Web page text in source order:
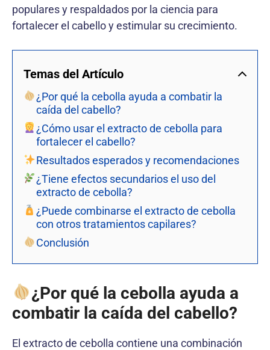
populares y respaldados por la ciencia para
fortalecer el cabello y estimular su crecimiento.
Temas del Artículo
¿Por qué la cebolla ayuda a combatir la
caída del cabello?
¿Cómo usar el extracto de cebolla para
fortalecer el cabello?
Resultados esperados y recomendaciones
¿Tiene efectos secundarios el uso del
extracto de cebolla?
¿Puede combinarse el extracto de cebolla
con otros tratamientos capilares?
Conclusión
¿Por qué la cebolla ayuda a
combatir la caída del cabello?
El extracto de cebolla contiene una combinación